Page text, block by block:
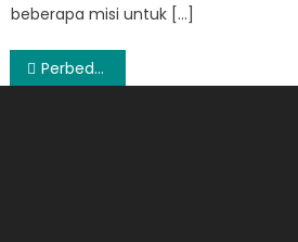
beberapa misi untuk […]
Post
Perbedaan Sampah Organik dan Anorganik dan Cara Pemanfaatannya